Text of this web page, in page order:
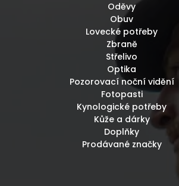
Oděvy
Obuv
Lovecké potřeby
Zbraně
Střelivo
Optika
Pozorovací noční vidění
Fotopasti
Kynologické potřeby
Kůže a dárky
Doplňky
Prodávané značky